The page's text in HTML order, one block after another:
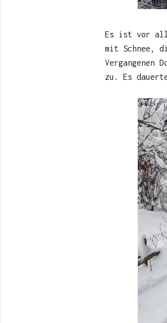
Es ist vor
mit Schnee,
Vergangenen
zu. Es